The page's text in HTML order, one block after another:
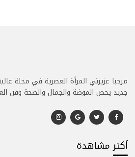
مرحبا عزيزتي المرأة العصرية في مجلة
جديد يخص الموضة والجمال والصحة وفن
أكتر مشاهدة